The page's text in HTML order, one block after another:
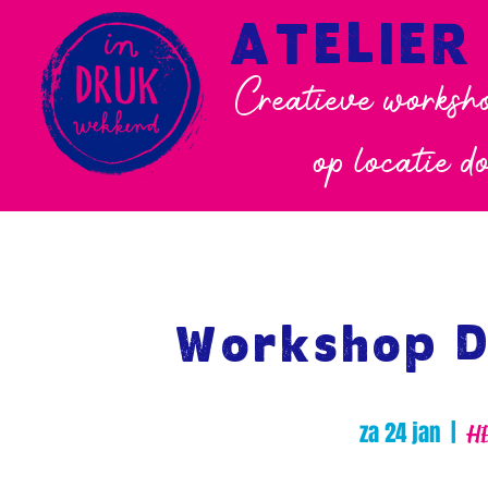
Creatieve
op locatie
Workshop
za 24 jan
  |